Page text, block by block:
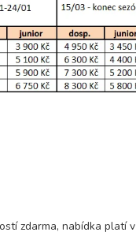
rezervovat
rezervovat
rezervovat
zdarma, nabídka platí v